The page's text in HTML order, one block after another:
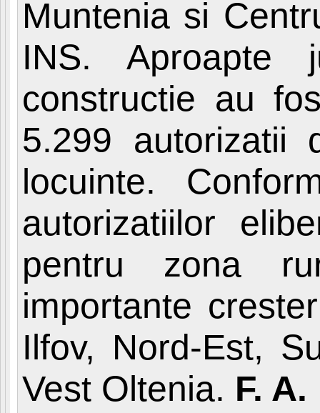
Muntenia si
INS. Aproapte
constructie au
5.299 autorizatii
locuinte.
autorizatiilor
pentru zona
importante
Ilfov, Nord-Est,
Vest Oltenia. F. A.